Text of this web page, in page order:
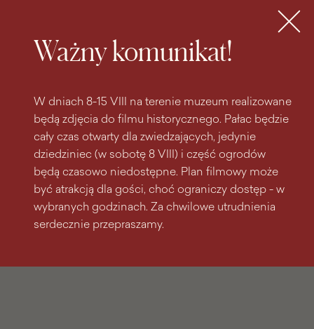
Ważny komunikat!
W dniach 8-15 VIII na terenie muzeum realizowane
będą zdjęcia do filmu historycznego. Pałac będzie
cały czas otwarty dla zwiedzających, jedynie
dziedziniec (w sobotę 8 VIII) i część ogrodów
będą czasowo niedostępne. Plan filmowy może
być atrakcją dla gości, choć ograniczy dostęp - w
wybranych godzinach. Za chwilowe utrudnienia
serdecznie przepraszamy.
MENU